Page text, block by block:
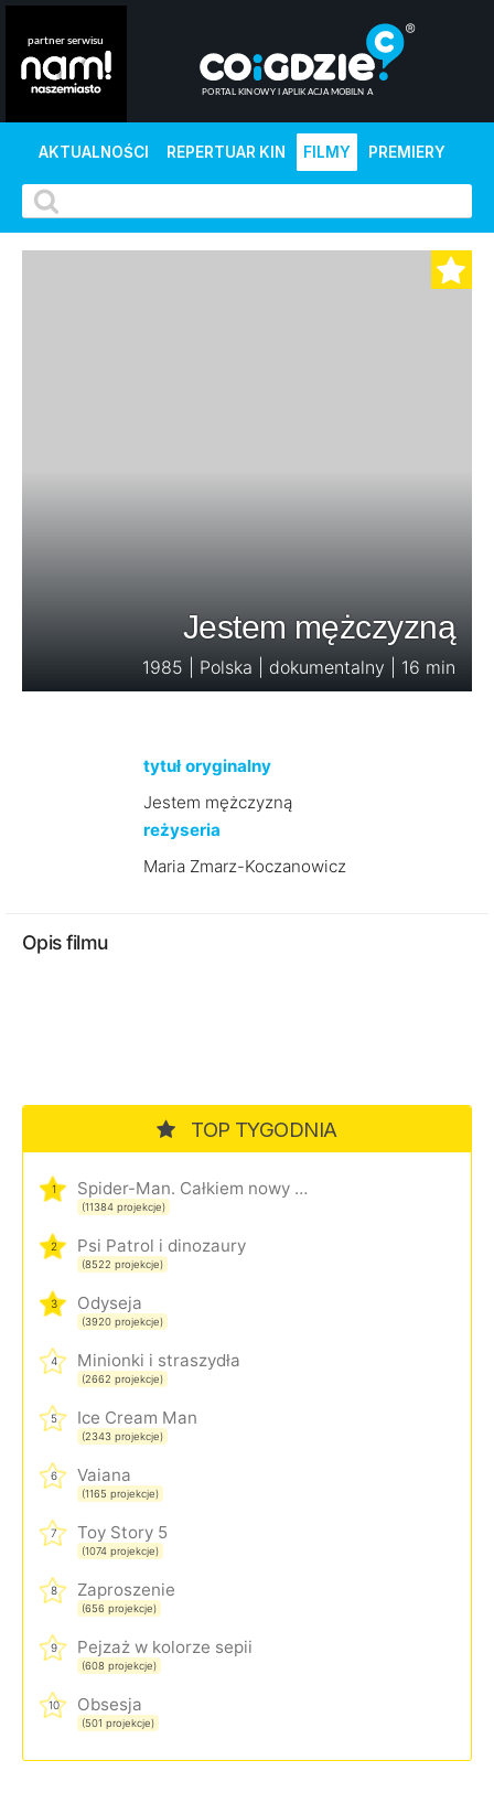
AKTUALNOŚCI REPERTUAR KIN FILMY PREMIERY
Jestem mężczyzną
1985 | Polska | dokumentalny | 16 min
tytuł oryginalny
Jestem mężczyzną
reżyseria
Maria Zmarz-Koczanowicz
Opis filmu
TOP TYGODNIA
1 Spider-Man. Całkiem nowy dzień
(11384 projekcje)
2 Psi Patrol i dinozaury
(8522 projekcje)
3 Odyseja
(3920 projekcje)
4 Minionki i straszydła
(2662 projekcje)
5 Ice Cream Man
(2343 projekcje)
6 Vaiana
(1165 projekcje)
7 Toy Story 5
(1074 projekcje)
8 Zaproszenie
(656 projekcje)
9 Pejzaż w kolorze sepii
(608 projekcje)
10 Obsesja
(501 projekcje)